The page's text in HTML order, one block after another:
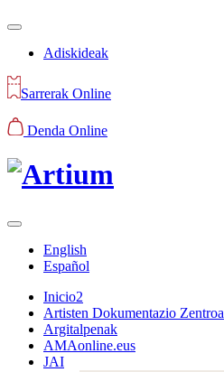
Adiskideak
Sarrerak Online
Denda Online
English
Español
Inicio2
Artisten Dokumentazio Zentroa
Argitalpenak
AMAonline.eus
JAI